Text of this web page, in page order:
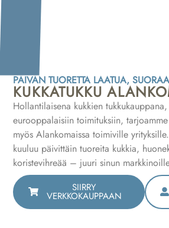
PÄIVÄN TUORETTA LAATUA,
KUKKATUKKU
Hollantilaisena kukkien
eurooppalaisiin toimituksiin,
myös Alankomaissa toimiville
kuuluu päivittäin tuoreita kukkia,
koristevihreää – juuri sinun
SIIRRY
VERKKOKAUPPAAN